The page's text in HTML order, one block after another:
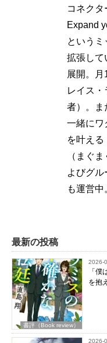
コネクタ
Expand
という
拡張して
展開。
レイス
者）。ま
一緒にワ
を叶える
（まぐ
よびグル
も運営中
最新の投稿
書評（Book review）
2026-
「
を抱
2026-